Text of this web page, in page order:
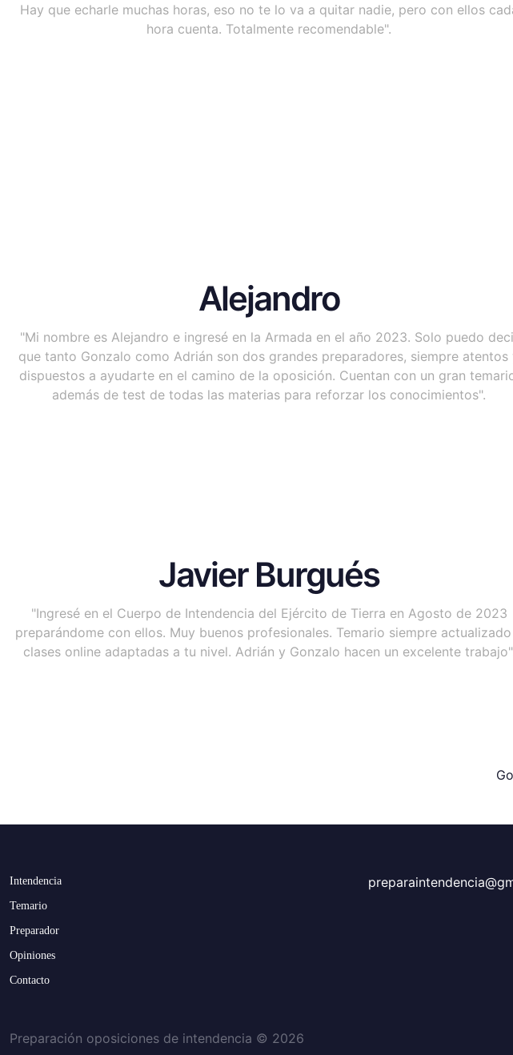
Hay que echarle muchas horas, eso no te lo va a quitar nadie, pero con ellos
hora cuenta. Totalmente recomendable".
Alejandro
"Mi nombre es Alejandro e ingresé en la Armada en el año 2023. Solo puedo
que tanto Gonzalo como Adrián son dos grandes preparadores, siempre atentos
dispuestos a ayudarte en el camino de la oposición. Cuentan con un gran
además de test de todas las materias para reforzar los conocimientos".
Javier Burgués
"Ingresé en el Cuerpo de Intendencia del Ejército de Tierra en Agosto de 2023
preparándome con ellos. Muy buenos profesionales. Temario siempre
clases online adaptadas a tu nivel. Adrián y Gonzalo hacen un excelente
Intendencia
Temario
Preparador
Opiniones
Contacto
Preparación oposiciones de intendencia © 2026